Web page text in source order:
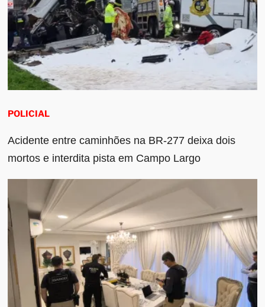
POLICIAL
Acidente entre caminhões na BR-277 deixa dois
mortos e interdita pista em Campo Largo